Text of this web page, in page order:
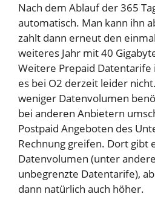
Nach dem Ablauf der 365
automatisch. Man kann ihn
zahlt dann erneut den
weiteres Jahr mit 40
Weitere Prepaid Datentarife
es bei O2 derzeit leider
weniger Datenvolumen
bei anderen Anbietern
Postpaid Angeboten des
Rechnung greifen. Dort gibt
Datenvolumen (unter
unbegrenzte Datentarife),
dann natürlich auch höher.